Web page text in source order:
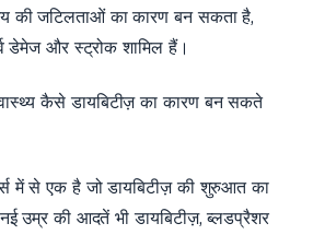
की जटिलताओं का कारण बन सकता है,
डेमेज और स्ट्रोक शामिल हैं।
कैसे डायबिटीज़ का कारण बन सकते
में से एक है जो डायबिटीज़ की शुरुआत का
उम्र की आदतें भी डायबिटीज़, ब्लडप्रैशर